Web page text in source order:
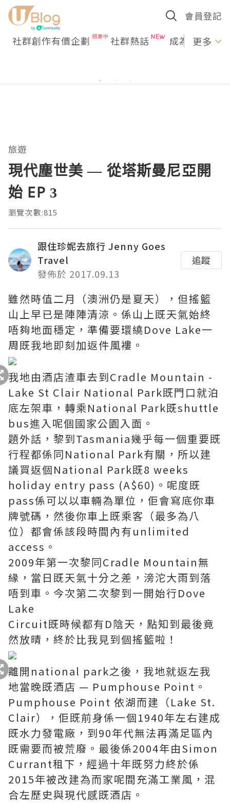
會員登記
社群創作有價企劃 社群熱話 成為U更多
旅遊
現代塵世美 — 從塔斯曼尼亞開
始 EP 3
瀏覽次數:815
跟住珍妮去旅行 Jenny Goes
Travel
發佈於 2017.09.13
追蹤
雖然時值二月（澳洲仍是夏天），但搖籃
山上早已是陣陣清涼。係山上既天氣始終
唔夠地面穩定，準備要環繞Dove Lake一
周既我地即刻加返件風褸。
我地由酒店渣車去到Cradle Mountain -
Lake St Clair National Park既門口就泊
底左架車，轉乘National Park既shuttle
bus進入呢個國家公園入面。
題外話，黎到Tasmania幾乎每一個重要既
行程都係同National Park有關，所以建
議買返個National Park既8 weeks
holiday entry pass (A$60)。呢度既
pass係可以以車輛為單位，佢會寫底你車
牌號碼，然後你車上既乘客（最多為八
位）都會係該段時間內有unlimited
access。
2009年第一次黎同Cradle Mountain無
緣，當日既天氣十分之差，滂沱大雨到落
唔到車。今次第二次黎到一開始行Dove
Lake
Circuit既時候都有D陰天，點知到最後竟
然放晴，終於比我見到個搖籃啦！
離開national park之後，我地就返左我
地當晚既酒店 — Pumphouse Point。
Pumphouse Point 依湖而建（Lake St.
Clair），佢既前身係一個1940年左右建成
既水力發電廠，到90年代無法再滿足區內
既需要而被荒廢。最後係2004年由Simon
Currant租下，經過十年既努力終於係
2015年被改建為而家呢間充滿工業風，混
合左歷史與現代感既酒店。